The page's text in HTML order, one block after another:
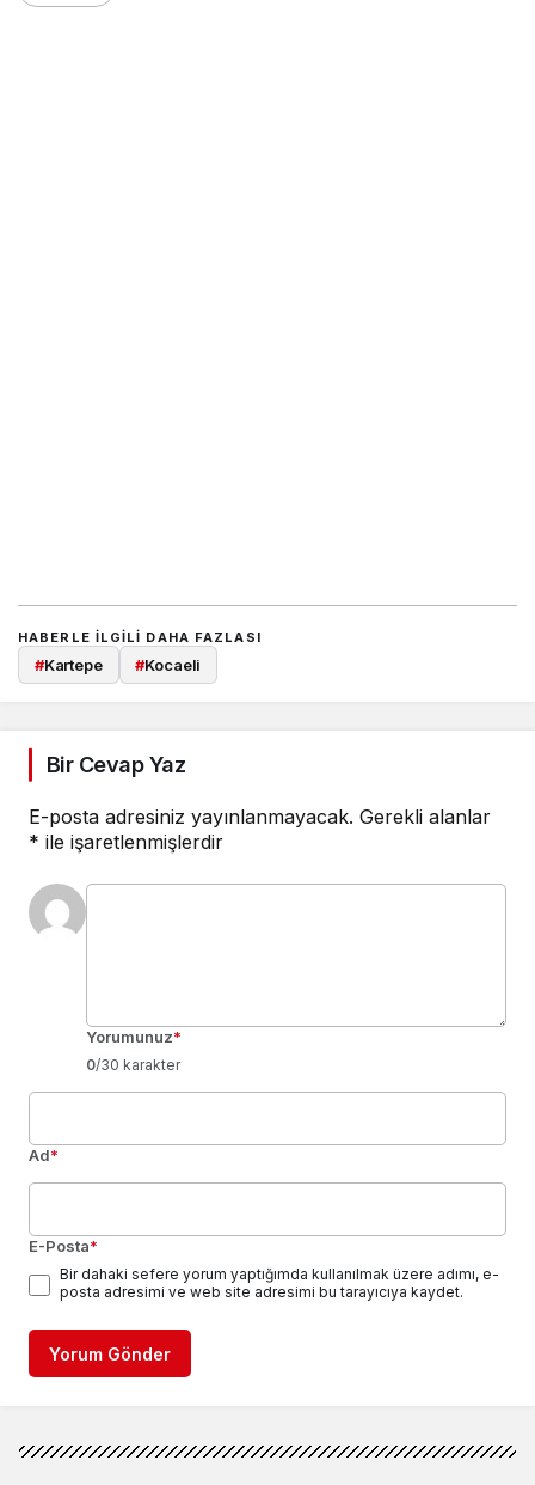
HABERLE ILGILI DAHA FAZLASI
#Kartepe #Kocaeli
Bir Cevap Yaz
E-posta adresiniz yayınlanmayacak. Gerekli alanlar
* ile işaretlenmişlerdir
Yorumunuz*
0/30 karakter
Ad*
E-Posta*
Bir dahaki sefere yorum yaptığımda kullanılmak üzere adımı, e-
posta adresimi ve web site adresimi bu tarayıcıya kaydet.
Yorum Gönder